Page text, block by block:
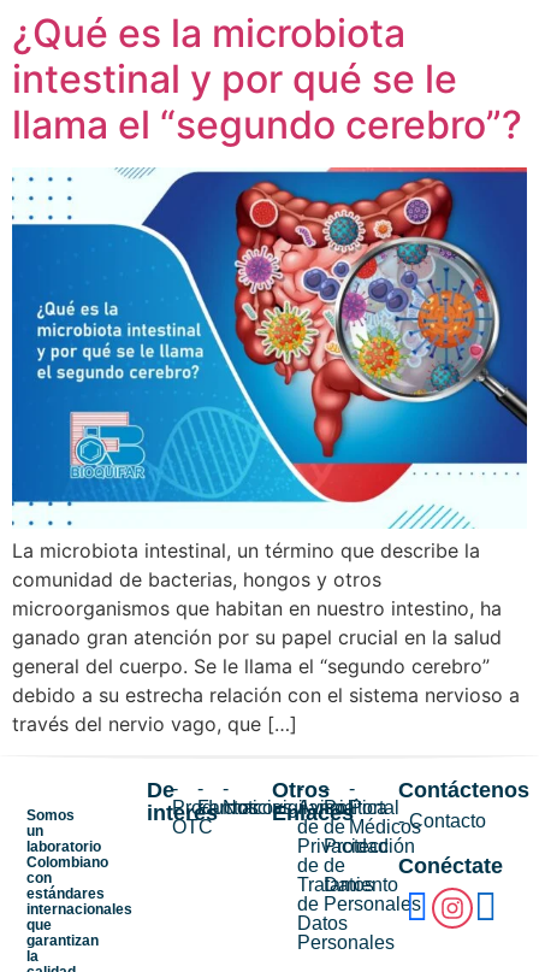
¿Qué es la microbiota
intestinal y por qué se le
llama el “segundo cerebro”?
La microbiota intestinal, un término que describe la
comunidad de bacterias, hongos y otros
microorganismos que habitan en nuestro intestino, ha
ganado gran atención por su papel crucial en la salud
general del cuerpo. Se le llama el “segundo cerebro”
debido a su estrecha relación con el sistema nervioso a
través del nervio vago, que […]
Somos
un
laboratorio
Colombiano
con
estándares
internacionales
que
garantizan
la
De
interés
-
Productos
OTC
-
Farmacovigilancia
-
Noticias
Otros
Enlaces
-
Aviso
de
Privacidad
de
Tratamiento
de
Datos
Personales
-
Política
de
Protección
de
Datos
Personales
-
Portal
Médicos
Contáctenos
- Contacto
Conéctate